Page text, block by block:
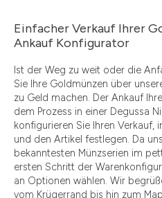
Einfacher Verkauf Ihrer
Ankauf Konfigurator
Ist der Weg zu weit oder die
Sie Ihre Goldmünzen über
zu Geld machen. Der Ankauf
dem Prozess in einer Degussa
konfigurieren Sie Ihren Verkauf,
und den Artikel festlegen. Da
bekanntesten Münzserien im
ersten Schritt der
an Optionen wählen. Wir
vom Krügerrand bis hin zum